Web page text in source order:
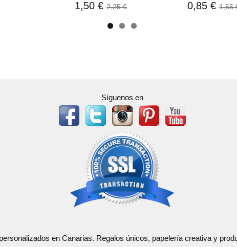
1,50 €2,25 € 0,85 €1,55
Síguenos en
en Canarias. Regalos únicos, papelería creativa y